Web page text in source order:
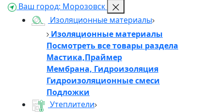
Ваш город: Морозовск
Изоляционные материалы
Изоляционные материалы
Посмотреть все товары раздела
Мастика,Праймер
Мембрана, Гидроизоляция
Гидроизоляционные смеси
Подложки
Утеплители